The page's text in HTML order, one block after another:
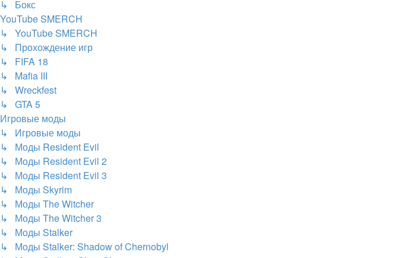
↳ Бокс
YouTube SMERCH
↳ YouTube SMERCH
↳ Прохождение игр
↳ FIFA 18
↳ Mafia III
↳ Wreckfest
↳ GTA 5
Игровые моды
↳ Игровые моды
↳ Моды Resident Evil
↳ Моды Resident Evil 2
↳ Моды Resident Evil 3
↳ Моды Skyrim
↳ Моды The Witcher
↳ Моды The Witcher 3
↳ Моды Stalker
↳ Моды Stalker: Shadow of Chernobyl